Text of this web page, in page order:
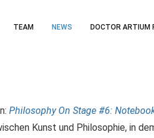
TEAM NEWS DOCTOR ARTIUM
Philosophy On Stage #6:
Kunst und Philosophie, in